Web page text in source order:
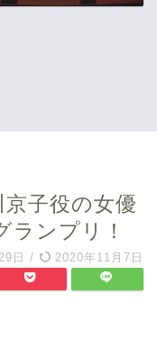
子役の女優
ランプリ！
日 / 2020年11月7日